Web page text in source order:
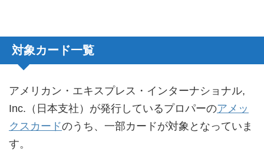
対象カード一覧
アメリカン・エキスプレス・インターナショナル,
Inc.（日本支社）が発行しているプロパーのアメッ
クスカードのうち、一部カードが対象となっていま
す。